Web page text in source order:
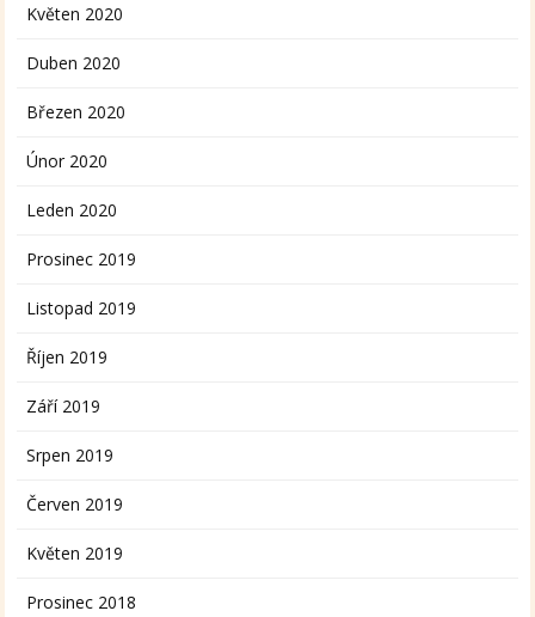
Květen 2020
Duben 2020
Březen 2020
Únor 2020
Leden 2020
Prosinec 2019
Listopad 2019
Říjen 2019
Září 2019
Srpen 2019
Červen 2019
Květen 2019
Prosinec 2018